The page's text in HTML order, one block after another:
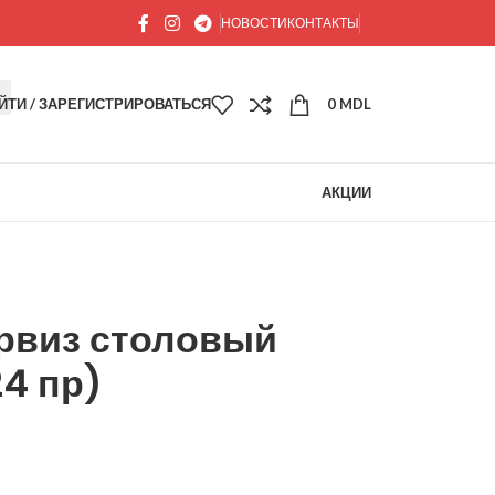
НОВОСТИКОНТАКТЫ
/ ЗАРЕГИСТРИРОВАТЬСЯ 0 MDL
АКЦИИ
столовый
пр)